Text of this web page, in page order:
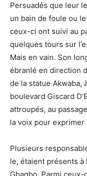
Persuadés que leur
un bain de foule ou
ceux-ci ont suivi au
quelques tours sur
Mais en vain. Son
ébranlé en direction
de la statue Akwaba,
boulevard Giscard
attroupés, au
la voix pour exprimer
Plusieurs
le, étaient présents à